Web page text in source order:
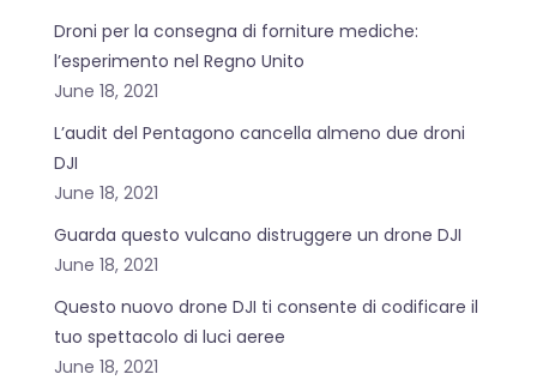
Droni per la consegna di forniture mediche:
l’esperimento nel Regno Unito
June 18, 2021
L’audit del Pentagono cancella almeno due droni
DJI
June 18, 2021
Guarda questo vulcano distruggere un drone DJI
June 18, 2021
Questo nuovo drone DJI ti consente di codificare il
tuo spettacolo di luci aeree
June 18, 2021